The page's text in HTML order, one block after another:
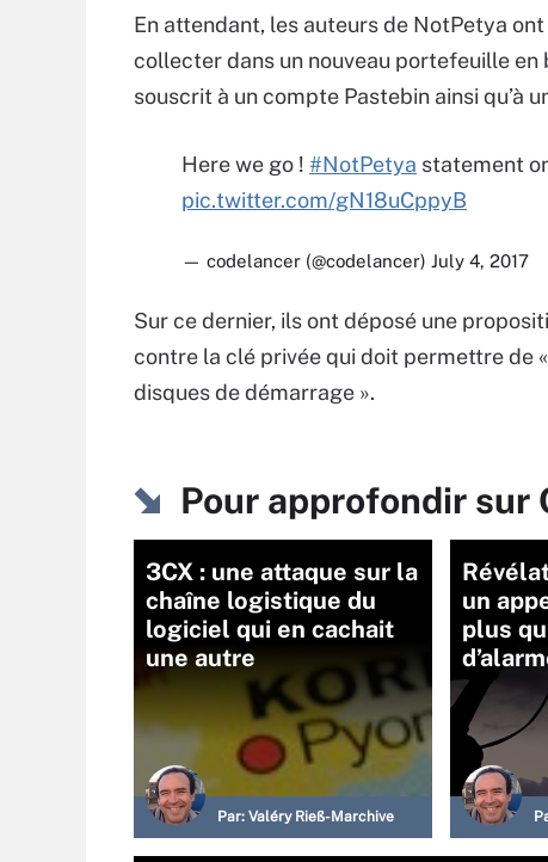
En attendant, les auteurs de NotPetya
collecter dans un nouveau portefeuille
souscrit à un compte Pastebin ainsi qu’à
Here we go ! #NotPetya statement
pic.twitter.com/gN18uCppyB
— codelancer (@codelancer) July 4, 2017
Sur ce dernier, ils ont déposé une
contre la clé privée qui doit permettre de
disques de démarrage ».
Pour approfondir sur
3CX : une attaque sur la
chaîne logistique du
logiciel qui en cachait
une autre
Par: Valéry Rieß-Marchive
un
plus